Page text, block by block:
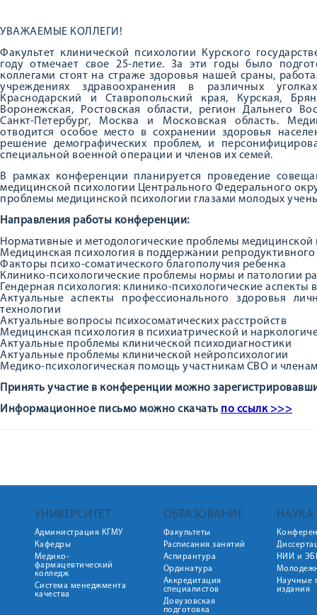
УВАЖАЕМЫЕ КОЛЛЕГИ!
Факультет клинической психологии Курского
году отмечает свое 25-летие. За эти годы было
коллегами стоят на страже здоровья нашей сраны,
учреждениях здравоохранения в различных
Краснодарский и Ставропольский края, Курская,
Воронежская, Ростовская области, регион Дальнего
Санкт-Петербург, Москва и Московская область.
отводится особое место в сохранении здоровья
решение демографических проблем, и
специальной военной операции и членов их семей.
В рамках конференции планируется проведение
медицинской психологии Центрального Федерального
проблемы медицинской психологии глазами молодых
Направления работы конференции:
Нормативные и методологические проблемы медицинской
Медицинская психология в поддержании репродуктивного
Факторы психо-соматического благополучия ребенка
Клинико-психологические проблемы нормы и патологии
Гендерная психология: клинико-психологические аспекты
Актуальные аспекты профессионального здоровья
технологии
Актуальные вопросы психосоматических расстройств
Медицинская психология в психиатрической и
Актуальные проблемы клинической психодиагностики
Актуальные проблемы клинической нейропсихологии
Медико-психологическая помощь участникам СВО и
Принять участие в конференции можно
Информационное письмо можно скачать по ссылк >>>
УНИВЕРСИТЕТ
Администрация КГМУ
Кафедры
Медико-
фармацевтический
колледж
Система менеджмента
качества
ОБРАЗОВАНИЕ
Факультеты
Расписания занятий
Аспирантура
Ординатура
Аккредитация
специалистов
Довузовская
подготовка
НАУКА
НИИ и
Научные
издания